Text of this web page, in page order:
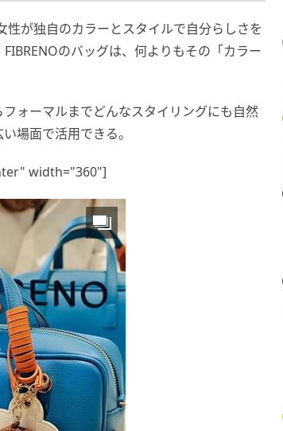
性が独自のカラーとスタイルで自分らしさを
のバッグは、何よりもその「カラー
ォーマルまでどんなスタイリングにも自然
場面で活用できる。
width="360"]